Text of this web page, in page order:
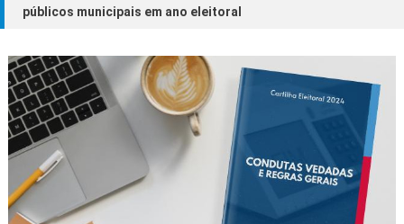
públicos municipais em ano eleitoral